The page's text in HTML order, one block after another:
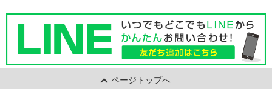
ページトップへ